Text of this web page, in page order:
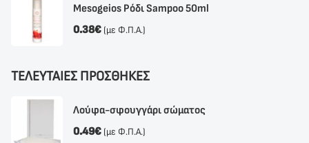
Mesogeios Ρόδι Sampoo 50ml
0.38€ (με Φ.Π.Α.)
ΤΕΛΕΥΤΑΙΕΣ ΠΡΟΣΘΗΚΕΣ
Λούφα-σφουγγάρι σώματος
0.49€ (με Φ.Π.Α.)